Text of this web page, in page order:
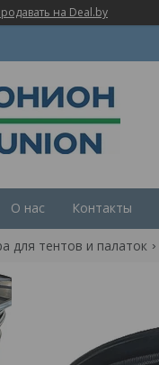
на Deal.by
О нас Контакты
для тентов и палаток